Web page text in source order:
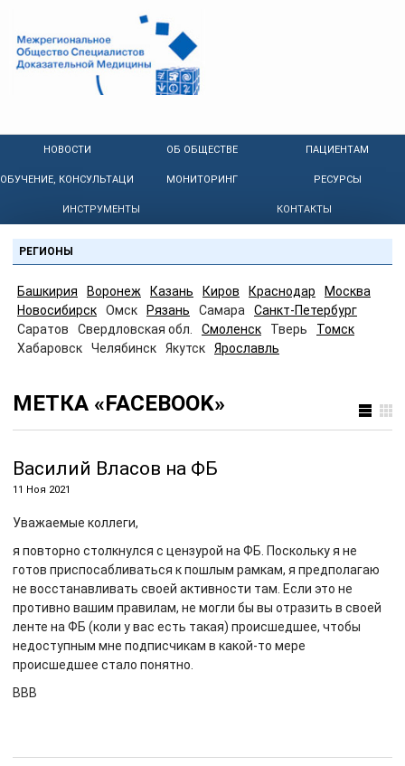
НОВОСТИ ОБ ОБЩЕСТВЕ ПАЦИЕНТАМ
ОБУЧЕНИЕ, КОНСУЛЬТАЦИИ МОНИТОРИНГ РЕСУРСЫ
ИНСТРУМЕНТЫ КОНТАКТЫ
РЕГИОНЫ
Башкирия Воронеж Казань Киров Краснодар
Москва
Новосибирск
Омск Рязань Самара
Санкт-Петербург
Саратов
Свердловская обл. Смоленск Тверь
Томск
Хабаровск
Челябинск Якутск Ярославль
МЕТКА «FACEBOOK»
Василий Власов на ФБ
11 Ноя 2021
Уважаемые коллеги,
я повторно столкнулся с цензурой на ФБ. Поскольку я не
готов приспосабливаться к пошлым рамкам, я предполагаю
не восстанавливать своей активности там. Если это не
противно вашим правилам, не могли бы вы отразить в своей
ленте на ФБ (коли у вас есть такая) происшедшее, чтобы
недоступным мне подписчикам в какой-то мере
происшедшее стало понятно.
ВВВ